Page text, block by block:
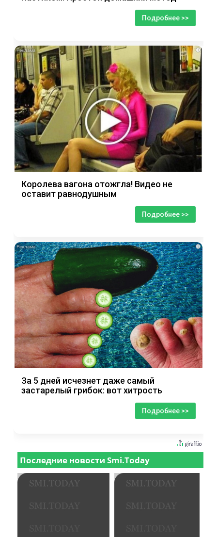
Подробнее >>
i
Королева вагона отожгла! Видео не
оставит равнодушным
Подробнее >>
i
За 5 дней исчезнет даже самый
застарелый грибок: вот хитрость
Подробнее >>